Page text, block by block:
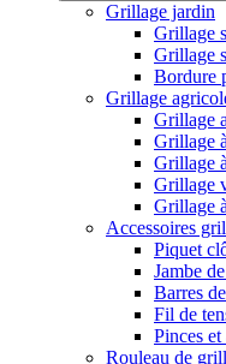
Grillage jardin
Grillage
Grillage
Bordure
Grillage
Grillage
Grillage
Grillage
Grillage
Grillage
Accessoires
Piquet
Jambe
Barres
Fil de
Pinces et
Rouleau de